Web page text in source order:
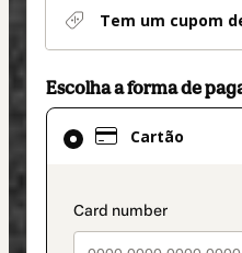
Tem um cupom
Escolha a forma de
Cartão
Cartão
selecionado
pagamento